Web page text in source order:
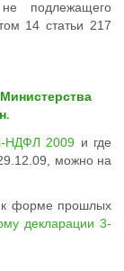
подлежащего
14 статьи 217
НДФЛ 2009 и где
можно на
к форме прошлых
декларации 3-